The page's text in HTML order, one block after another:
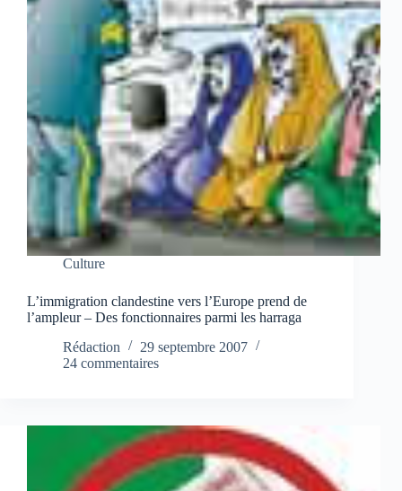
Culture
L’immigration clandestine vers l’Europe prend de
l’ampleur – Des fonctionnaires parmi les harraga
Rédaction
29 septembre 2007
24 commentaires